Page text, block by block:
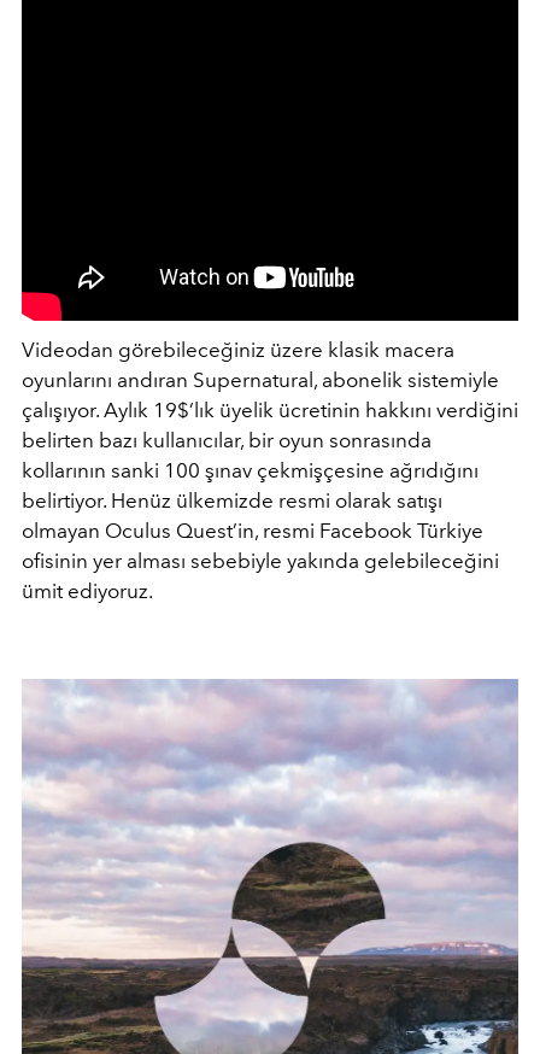
Videodan görebileceğiniz üzere klasik macera
oyunlarını andıran Supernatural, abonelik sistemiyle
çalışıyor. Aylık 19$’lık üyelik ücretinin hakkını verdiğini
belirten bazı kullanıcılar, bir oyun sonrasında
kollarının sanki 100 şınav çekmişçesine ağrıdığını
belirtiyor. Henüz ülkemizde resmi olarak satışı
olmayan Oculus Quest’in, resmi Facebook Türkiye
ofisinin yer alması sebebiyle yakında gelebileceğini
ümit ediyoruz.